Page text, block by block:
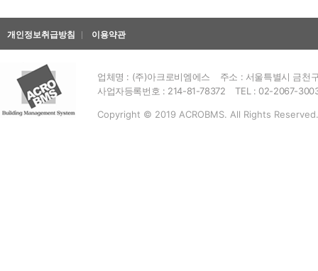
개인정보취급방침 이용약관
업체명 : (주)아크로비엠에스
주소 : 서울특별시 금천
사업자등록번호 : 214-81-78372
TEL : 02-2067-
Copyright © 2019 ACROBMS. All Rights Reserved.